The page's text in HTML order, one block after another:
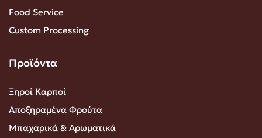
Food Service
Custom Processing
Προϊόντα
Ξηροί Καρποί
Αποξηραμένα Φρούτα
Μπαχαρικά & Αρωματικά